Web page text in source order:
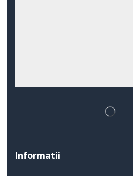
Informatii